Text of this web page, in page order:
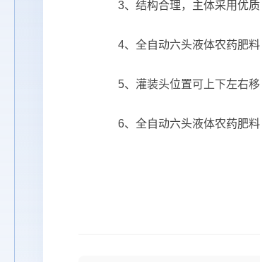
3、结构合理，主体采用优质
4、全自动六头液体农药肥料
5、灌装头位置可上下左右移
6、全自动六头液体农药肥料